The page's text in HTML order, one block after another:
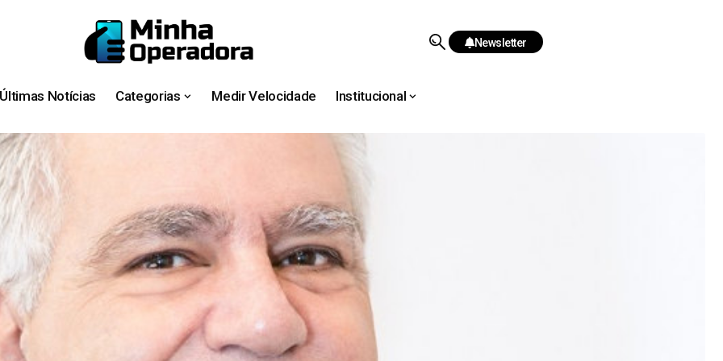
Newsletter
Últimas Notícias Categorias Medir Velocidade Institucional